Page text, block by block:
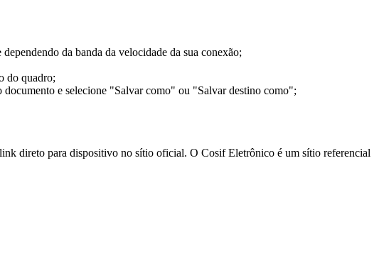
da banda da velocidade da sua conexão;
do quadro;
e selecione "Salvar como" ou "Salvar destino como";
direto para dispositivo no sítio oficial. O Cosif Eletrônico é um sítio referencial